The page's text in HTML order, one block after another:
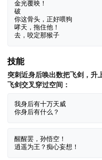
金光覆映！
破
你这骨头，正好喂狗
哮天，拖住他！
技能
突刺近身后唤出数把飞剑，升
飞剑交叉穿过空间：
我身后有十万天威
醒醒罢，孙悟空！